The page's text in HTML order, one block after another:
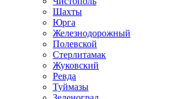
Шахты
Юрга
Железнодорожный
Полевской
Стерлитамак
Жуковский
Ревда
Туймазы